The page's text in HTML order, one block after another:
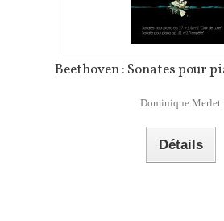
Beethoven : Sonates pour
Dominique Merlet
Détails